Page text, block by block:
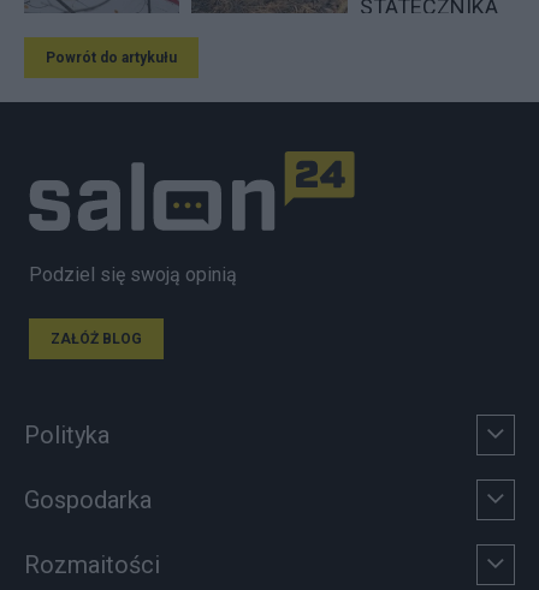
Powrót do artykułu
Podziel się swoją opinią
ZAŁÓŻ BLOG
Polityka
Gospodarka
Rozmaitości